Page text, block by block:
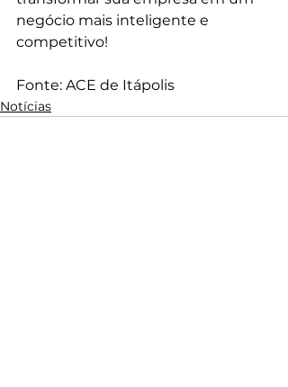
negócio mais inteligente e
competitivo!
Fonte: ACE de Itápolis
Notícias